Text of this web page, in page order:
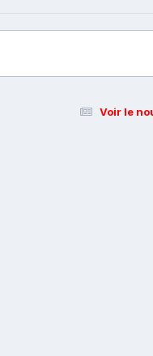
Voir le